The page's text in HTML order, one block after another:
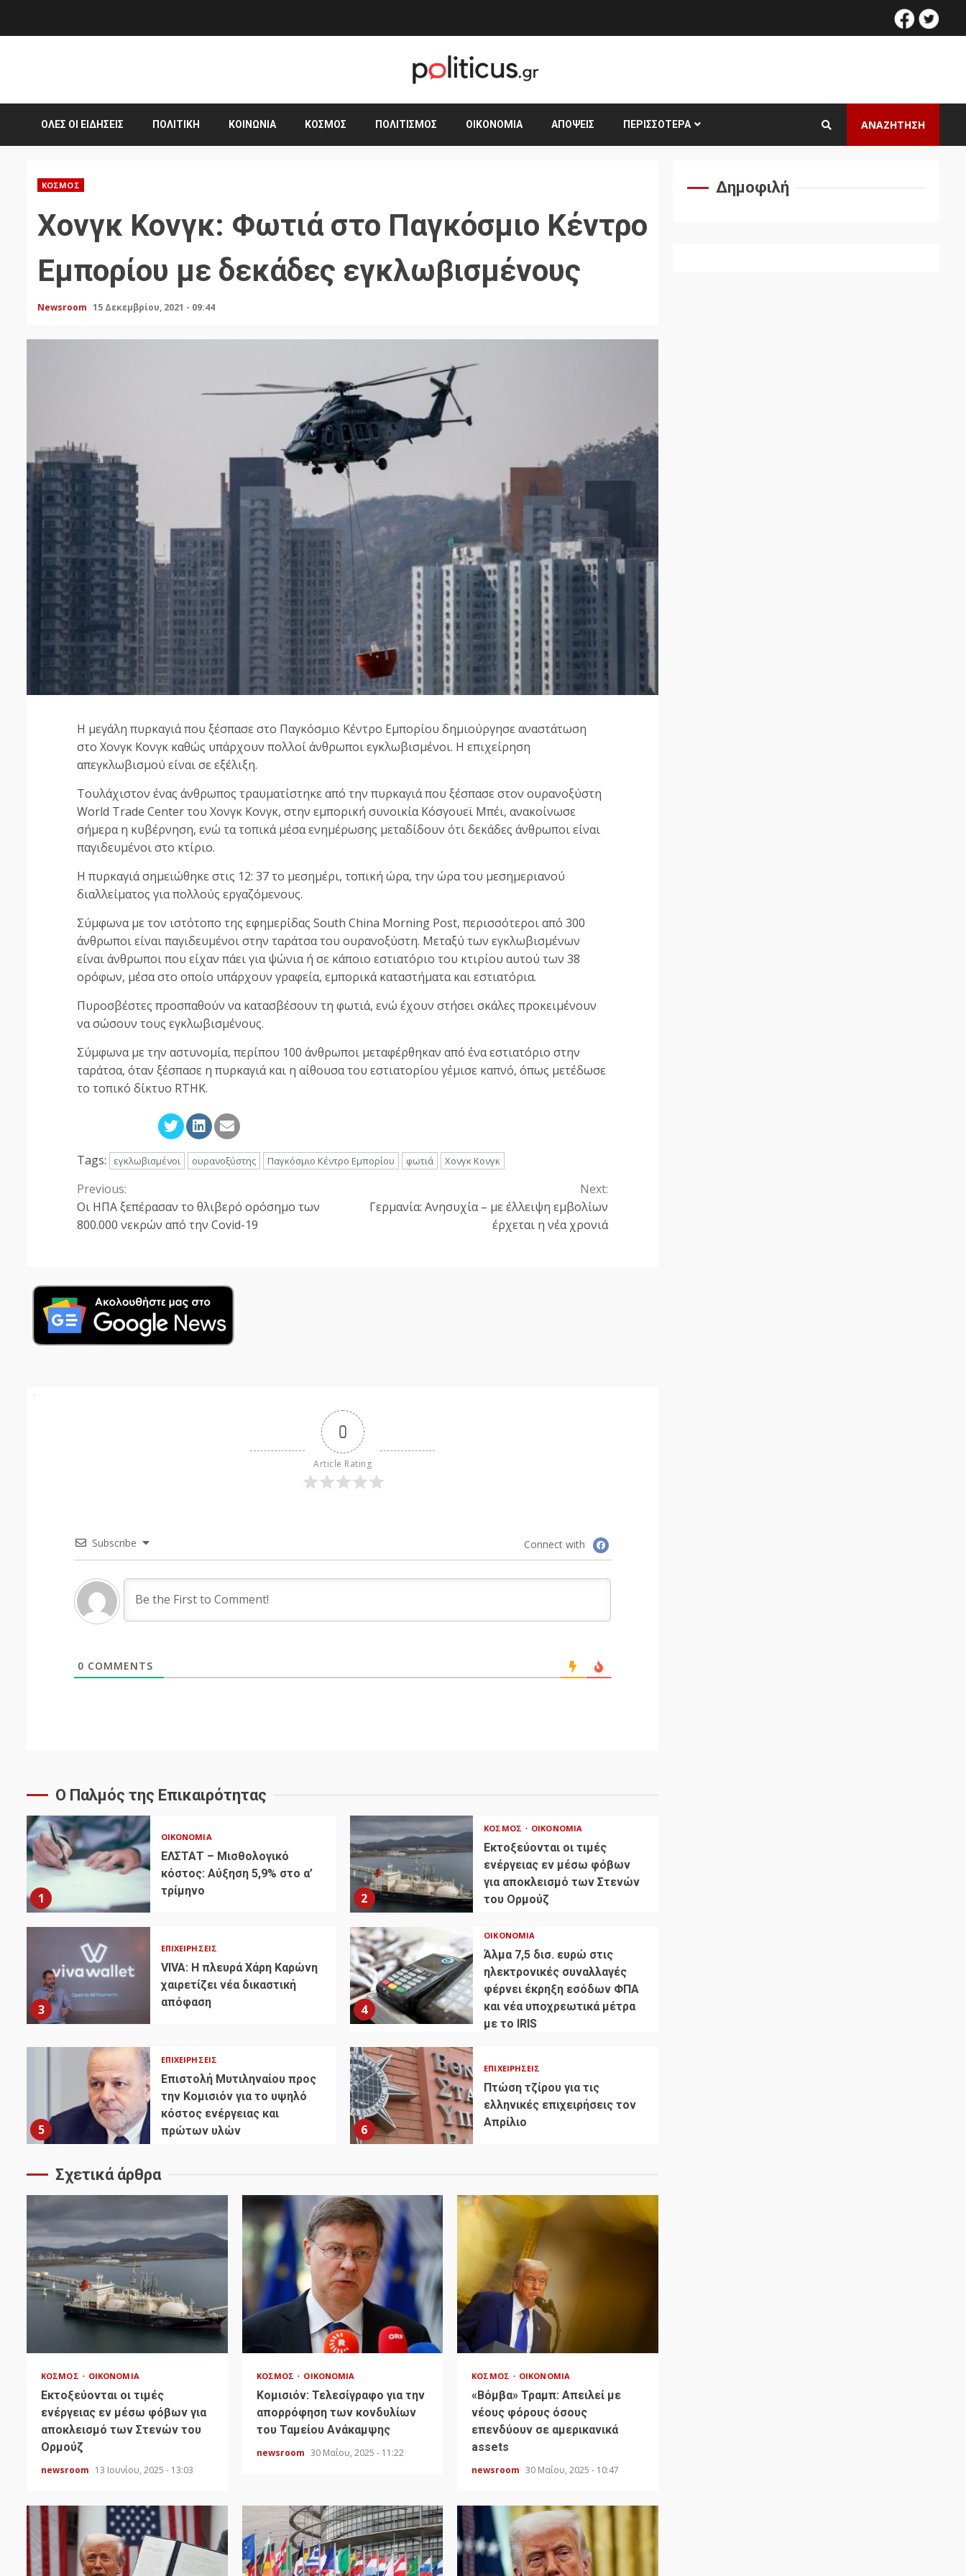
facebook
ΌΛΕΣ ΟΙ ΕΙΔΉΣΕΙΣ ΠΟΛΙΤΙΚΉ ΚΟΙΝΩΝΊΑ ΚΌΣΜΟΣ ΠΟΛΙΤΙΣΜΌΣ ΟΙΚΟΝΟΜΊΑ ΑΠΌΨΕΙΣ ΠΕΡΙΣΣΌΤΕΡΑ ΑΝΑΖΗΤΗΣΗ
ΚΌΣΜΟΣ
Χονγκ Κονγκ: Φωτιά στο Παγκόσμιο Κέντρο
Εμπορίου με δεκάδες εγκλωβισμένους
Newsroom 15 Δεκεμβρίου, 2021 - 09:44
Η μεγάλη πυρκαγιά που ξέσπασε στο Παγκόσμιο Κέντρο Εμπορίου δημιούργησε αναστάτωση
στο Χονγκ Κονγκ καθώς υπάρχουν πολλοί άνθρωποι εγκλωβισμένοι. Η επιχείρηση
απεγκλωβισμού είναι σε εξέλιξη.
Τουλάχιστον ένας άνθρωπος τραυματίστηκε από την πυρκαγιά που ξέσπασε στον ουρανοξύστη
World Trade Center του Χονγκ Κονγκ, στην εμπορική συνοικία Κόσγουεϊ Μπέι, ανακοίνωσε
σήμερα η κυβέρνηση, ενώ τα τοπικά μέσα ενημέρωσης μεταδίδουν ότι δεκάδες άνθρωποι είναι
παγιδευμένοι στο κτίριο.
Η πυρκαγιά σημειώθηκε στις 12: 37 το μεσημέρι, τοπική ώρα, την ώρα του μεσημεριανού
διαλλείματος για πολλούς εργαζόμενους.
Σύμφωνα με τον ιστότοπο της εφημερίδας South China Morning Post, περισσότεροι από 300
άνθρωποι είναι παγιδευμένοι στην ταράτσα του ουρανοξύστη. Μεταξύ των εγκλωβισμένων
είναι άνθρωποι που είχαν πάει για ψώνια ή σε κάποιο εστιατόριο του κτιρίου αυτού των 38
ορόφων, μέσα στο οποίο υπάρχουν γραφεία, εμπορικά καταστήματα και εστιατόρια.
Πυροσβέστες προσπαθούν να κατασβέσουν τη φωτιά, ενώ έχουν στήσει σκάλες προκειμένουν
να σώσουν τους εγκλωβισμένους.
Σύμφωνα με την αστυνομία, περίπου 100 άνθρωποι μεταφέρθηκαν από ένα εστιατόριο στην
ταράτσα, όταν ξέσπασε η πυρκαγιά και η αίθουσα του εστιατορίου γέμισε καπνό, όπως μετέδωσε
το τοπικό δίκτυο RTHK.
Tags: εγκλωβισμένοι ουρανοξύστης Παγκόσμιο Κέντρο Εμπορίου φωτιά Χονγκ Κονγκ
Continue
Reading
Previous:
Οι ΗΠΑ ξεπέρασαν το θλιβερό ορόσημο των
800.000 νεκρών από την Covid-19
Next:
Γερμανία: Ανησυχία – με έλλειψη εμβολίων
έρχεται η νέα χρονιά
0
Article Rating
Subscribe Connect with
0 COMMENTS
Ο Παλμός της Επικαιρότητας
1
ΟΙΚΟΝΟΜΊΑ
ΕΛΣΤΑΤ – Μισθολογικό
κόστος: Αύξηση 5,9% στο α’
τρίμηνο
2
ΚΌΣΜΟΣ ΟΙΚΟΝΟΜΊΑ
Εκτοξεύονται οι τιμές
ενέργειας εν μέσω φόβων
για αποκλεισμό των Στενών
του Ορμούζ
3
ΕΠΙΧΕΙΡΉΣΕΙΣ
VIVA: Η πλευρά Χάρη Καρώνη
χαιρετίζει νέα δικαστική
απόφαση
4
ΟΙΚΟΝΟΜΊΑ
Άλμα 7,5 δισ. ευρώ στις
ηλεκτρονικές συναλλαγές
φέρνει έκρηξη εσόδων ΦΠΑ
και νέα υποχρεωτικά μέτρα
με το IRIS
5
ΕΠΙΧΕΙΡΉΣΕΙΣ
Επιστολή Μυτιληναίου προς
την Κομισιόν για το υψηλό
κόστος ενέργειας και
πρώτων υλών
6
ΕΠΙΧΕΙΡΉΣΕΙΣ
Πτώση τζίρου για τις
ελληνικές επιχειρήσεις τον
Απρίλιο
Σχετικά άρθρα
ΚΌΣΜΟΣ ΟΙΚΟΝΟΜΊΑ
Εκτοξεύονται οι τιμές
ενέργειας εν μέσω φόβων για
αποκλεισμό των Στενών του
Ορμούζ
newsroom 13 Ιουνίου, 2025 - 13:03
ΚΌΣΜΟΣ ΟΙΚΟΝΟΜΊΑ
Κομισιόν: Τελεσίγραφο για την
απορρόφηση των κονδυλίων
του Ταμείου Ανάκαμψης
newsroom 30 Μαΐου, 2025 - 11:22
ΚΌΣΜΟΣ ΟΙΚΟΝΟΜΊΑ
«Bόμβα» Τραμπ: Απειλεί με
νέους φόρους όσους
επενδύουν σε αμερικανικά
assets
newsroom 30 Μαΐου, 2025 - 10:47
Δημοφιλή